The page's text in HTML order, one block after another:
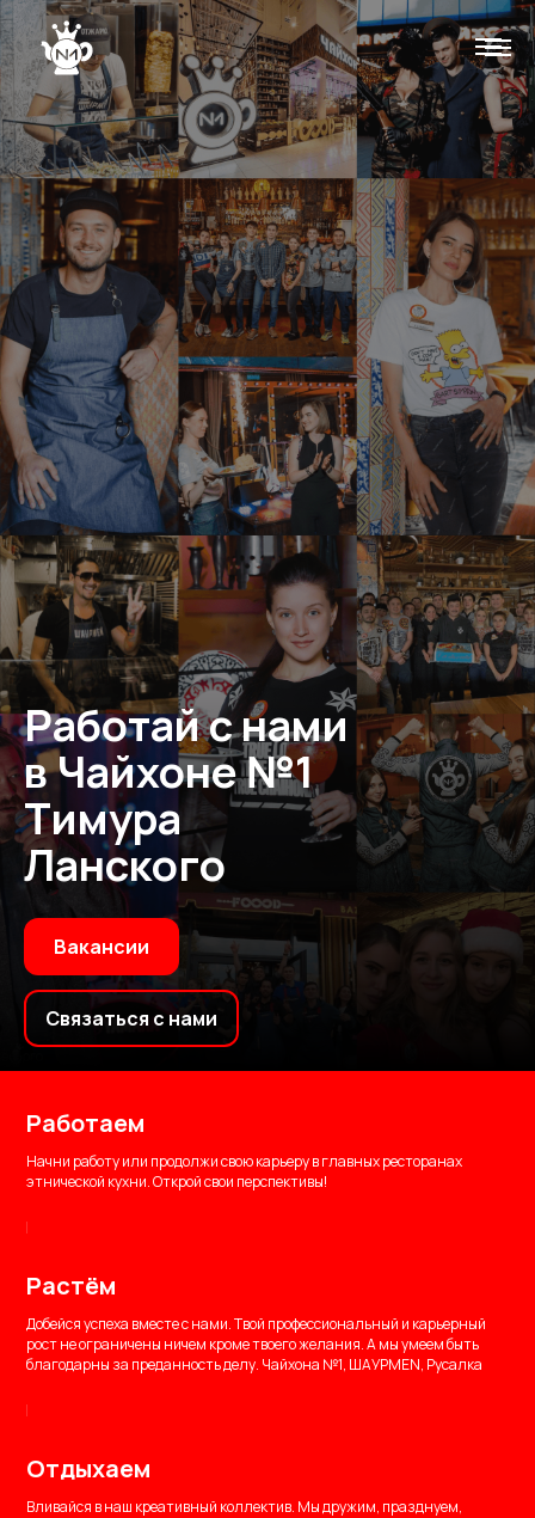
Работай с нами
в Чайхоне №1
Тимура
Ланского
Связаться с нами
Вакансии
Работаем
Начни работу или продолжи свою карьеру в главных ресторанах
этнической кухни. Открой свои перспективы!
Растём
Добейся успеха вместе с нами. Твой профессиональный и карьерный
рост не ограничены ничем кроме твоего желания. А мы умеем быть
благодарны за преданность делу. Чайхона №1, ШАУРMEN, Русалка
Отдыхаем
Вливайся в наш креативный коллектив. Мы дружим, празднуем,